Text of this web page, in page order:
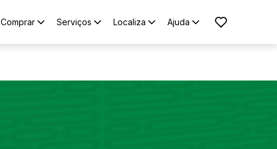
Comprar Serviços Localiza Ajuda